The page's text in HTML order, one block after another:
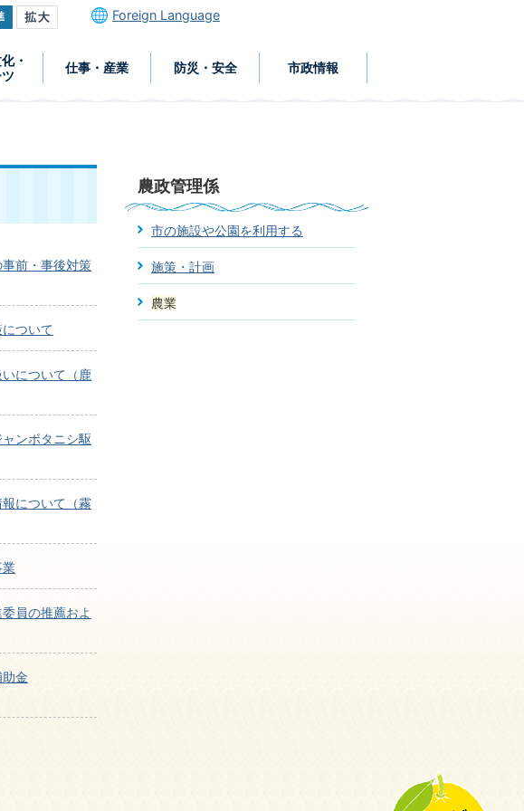
Foreign Language
・
仕事・産業 防災・安全 市政情報
前・事後対策
ついて
について（鹿
ンボタニシ駆
について（霧
業
員の推薦およ
金
農政管理係
市の施設や公園を利用する
施策・計画
農業